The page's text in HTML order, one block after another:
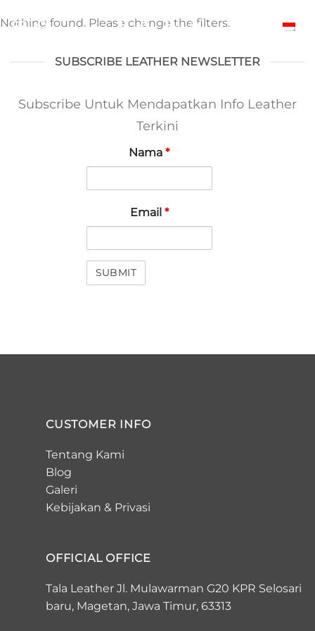
to
Nothing found. Please change the filters.
SUBSCRIBE LEATHER NEWSLETTER
Subscribe Untuk Mendapatkan Info Leather
Terkini
Nama *
Email *
CUSTOMER INFO
Tentang Kami
Blog
Galeri
Kebijakan & Privasi
OFFICIAL OFFICE
Tala Leather Jl. Mulawarman G20 KPR Selosari
baru, Magetan, Jawa Timur, 63313